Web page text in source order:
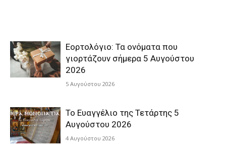
Εορτολόγιο: Τα ονόματα που
γιορτάζουν σήμερα 5 Αυγούστου
2026
5 Αυγούστου 2026
Το Ευαγγέλιο της Τετάρτης 5
Αυγούστου 2026
4 Αυγούστου 2026